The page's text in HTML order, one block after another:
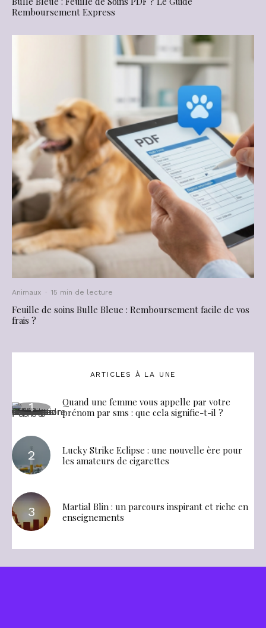
Remboursement Express
Animaux · 15 min de lecture
Feuille de soins Bulle Bleue : Remboursement facile de vos
frais ?
ARTICLES À LA UNE
Quand une femme vous appelle par votre
prénom par sms : que cela signifie-t-il ?
Lucky Strike Eclipse : une nouvelle ère pour
les amateurs de cigarettes
Martial Blin : un parcours inspirant et riche en
enseignements